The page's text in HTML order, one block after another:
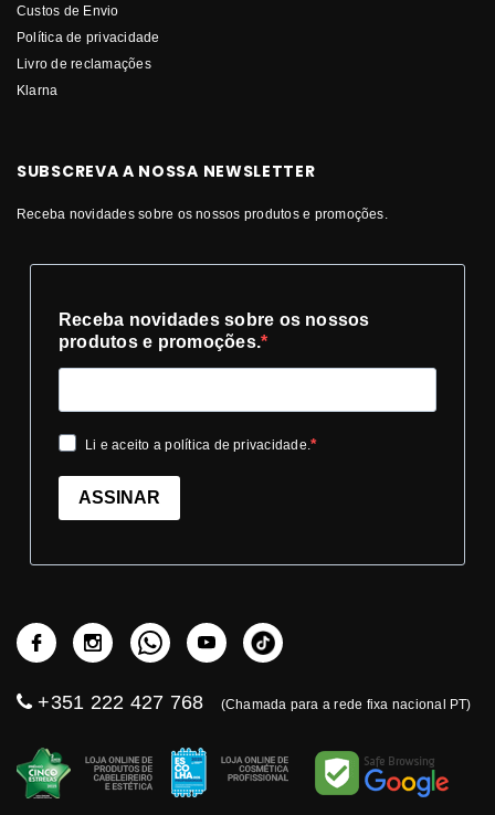
Custos de Envio
Política de privacidade
Livro de reclamações
Klarna
SUBSCREVA A NOSSA NEWSLETTER
Receba novidades sobre os nossos produtos e promoções.
Receba novidades sobre os nossos
produtos e promoções.
Li e aceito a política de privacidade.
ASSINAR
+351 222 427 768 (Chamada para a rede fixa nacional PT)